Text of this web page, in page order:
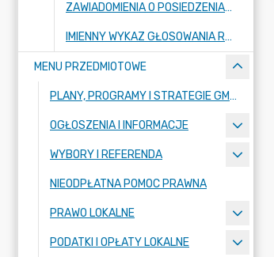
ZAWIADOMIENIA O POSIEDZENIACH KOMISJI
IMIENNY WYKAZ GŁOSOWANIA RADNYCH - KADENCJA 2018-2023
MENU PRZEDMIOTOWE
PLANY, PROGRAMY I STRATEGIE GMINY
OGŁOSZENIA I INFORMACJE
WYBORY I REFERENDA
NIEODPŁATNA POMOC PRAWNA
PRAWO LOKALNE
PODATKI I OPŁATY LOKALNE